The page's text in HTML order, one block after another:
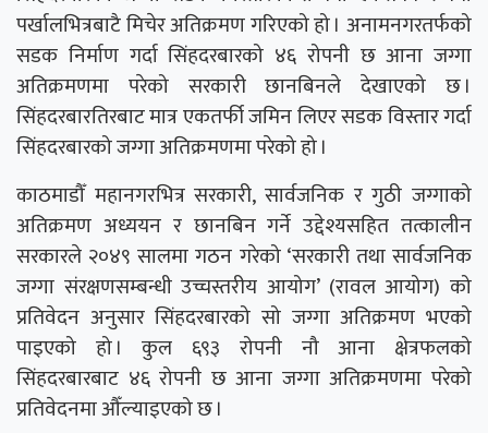
पर्खालभित्रबाटै मिचेर अतिक्रमण गरिएको हो । अनामनगरतर्फको
सडक निर्माण गर्दा सिंहदरबारको ४६ रोपनी छ आना जग्गा
अतिक्रमणमा परेको सरकारी छानबिनले देखाएको छ ।
सिंहदरबारतिरबाट मात्र एकतर्फी जमिन लिएर सडक विस्तार गर्दा
सिंहदरबारको जग्गा अतिक्रमणमा परेको हो ।
काठमाडौँ महानगरभित्र सरकारी, सार्वजनिक र गुठी जग्गाको
अतिक्रमण अध्ययन र छानबिन गर्ने उद्देश्यसहित तत्कालीन
सरकारले २०४९ सालमा गठन गरेको ‘सरकारी तथा सार्वजनिक
जग्गा संरक्षणसम्बन्धी उच्चस्तरीय आयोग’ (रावल आयोग) को
प्रतिवेदन अनुसार सिंहदरबारको सो जग्गा अतिक्रमण भएको
पाइएको हो । कुल ६९३ रोपनी नौ आना क्षेत्रफलको
सिंहदरबारबाट ४६ रोपनी छ आना जग्गा अतिक्रमणमा परेको
प्रतिवेदनमा औँल्याइएको छ ।